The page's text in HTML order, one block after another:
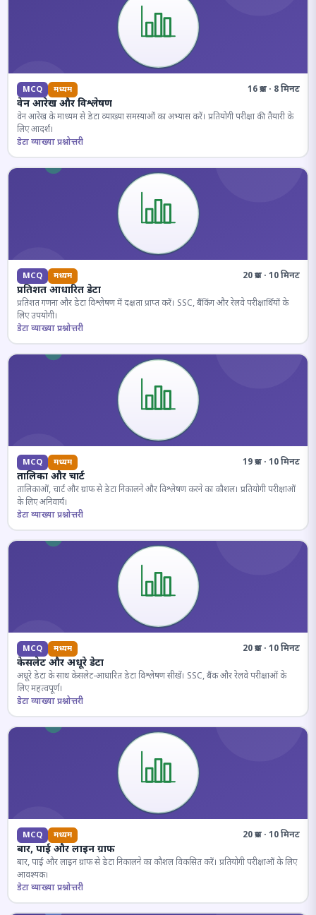
MCQ मध्यम 16 प्रश्न · 8 मिनट
वेन आरेख और विश्लेषण
वेन आरेख के माध्यम से डेटा व्याख्या समस्याओं का अभ्यास करें। प्रतियोगी परीक्षा की तैयारी के
लिए आदर्श।
डेटा व्याख्या प्रश्नोत्तरी
MCQ मध्यम 20 प्रश्न · 10 मिनट
प्रतिशत आधारित डेटा
प्रतिशत गणना और डेटा विश्लेषण में दक्षता प्राप्त करें। SSC, बैंकिंग और रेलवे परीक्षार्थियों के
लिए उपयोगी।
डेटा व्याख्या प्रश्नोत्तरी
MCQ मध्यम 19 प्रश्न · 10 मिनट
तालिका और चार्ट
तालिकाओं, चार्ट और ग्राफ से डेटा निकालने और विश्लेषण करने का कौशल। प्रतियोगी परीक्षाओं
के लिए अनिवार्य।
डेटा व्याख्या प्रश्नोत्तरी
MCQ मध्यम 20 प्रश्न · 10 मिनट
केसलेट और अधूरे डेटा
अधूरे डेटा के साथ केसलेट-आधारित डेटा विश्लेषण सीखें। SSC, बैंक और रेलवे परीक्षाओं के
लिए महत्वपूर्ण।
डेटा व्याख्या प्रश्नोत्तरी
MCQ मध्यम 20 प्रश्न · 10 मिनट
बार, पाई और लाइन ग्राफ
बार, पाई और लाइन ग्राफ से डेटा निकालने का कौशल विकसित करें। प्रतियोगी परीक्षाओं के लिए
आवश्यक।
डेटा व्याख्या प्रश्नोत्तरी